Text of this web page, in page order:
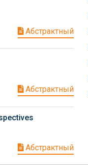
Абстрактный
Абстрактный
Абстрактный